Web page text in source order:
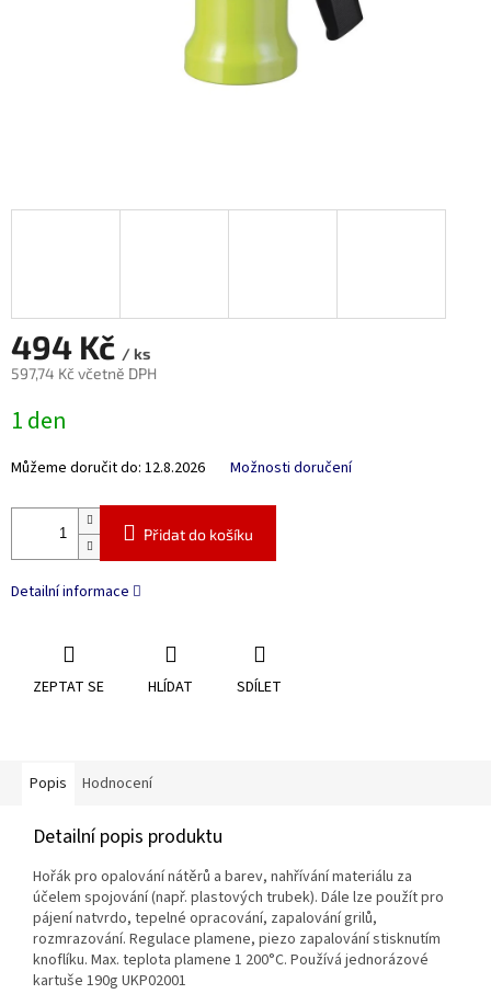
494 Kč / ks
597,74 Kč včetně DPH
cena:
1 den
Můžeme doručit do: 12.8.2026 Možnosti doručení
Přidat do košíku
Detailní informace
ZEPTAT SE HLÍDAT SDÍLET
Popis Hodnocení
Detailní popis produktu
Hořák pro opalování nátěrů a barev, nahřívání materiálu za
účelem spojování (např. plastových trubek). Dále lze použít pro
pájení natvrdo, tepelné opracování, zapalování grilů,
rozmrazování. Regulace plamene, piezo zapalování stisknutím
knoflíku. Max. teplota plamene 1 200°C. Používá jednorázové
kartuše 190g UKP02001